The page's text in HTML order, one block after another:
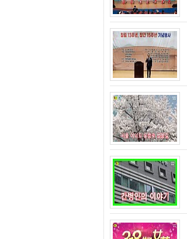
미
프
진
후
기
미
프
진
약
국
임
심
중
절
최
신
토
렌
트
사
이
트
순
위